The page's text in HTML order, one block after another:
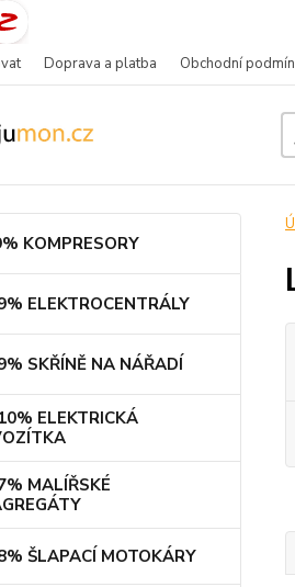
Doprava a platba Obchodní
KOMPRESORY
ELEKTROCENTRÁLY
SKŘÍNĚ NA NÁŘADÍ
ELEKTRICKÁ
MALÍŘSKÉ
ŠLAPACÍ MOTOKÁRY